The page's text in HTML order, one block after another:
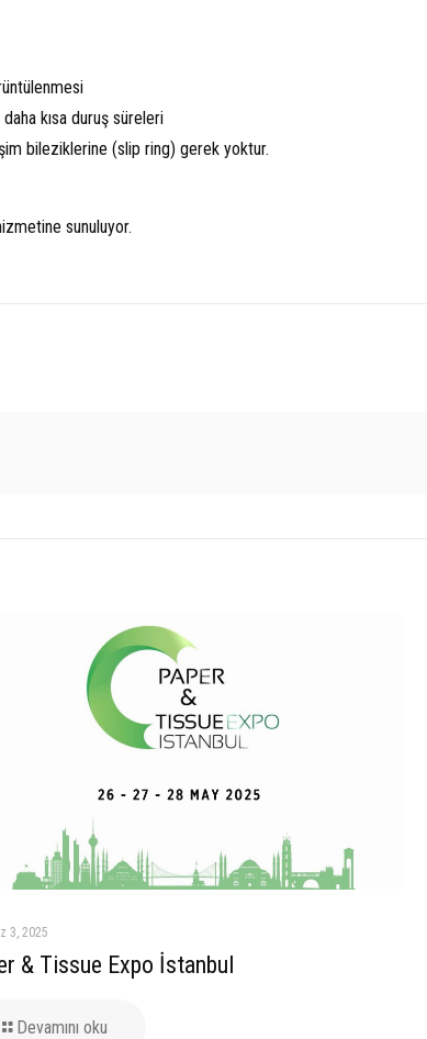
kısa duruş süreleri
bileziklerine (slip ring) gerek yoktur.
sunuluyor.
3, 2025
& Tissue Expo İstanbul
Devamını oku